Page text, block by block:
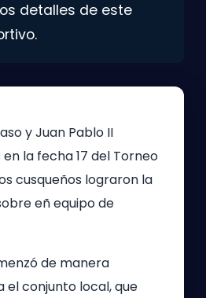
detalles de este
y Juan Pablo II
la fecha 17 del Torneo
cusqueños lograron la
eñ equipo de
de manera
el conjunto local, que